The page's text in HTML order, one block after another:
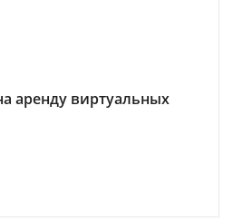
аренду виртуальных